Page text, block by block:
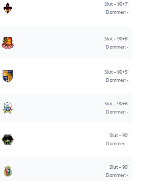
Slut – 90+7'
Dommer: -
Slut – 90+6'
Dommer: -
Slut – 90+5'
Dommer: -
Slut – 90+6'
Dommer: -
Slut – 90'
Dommer: -
Slut – 90'
Dommer: -